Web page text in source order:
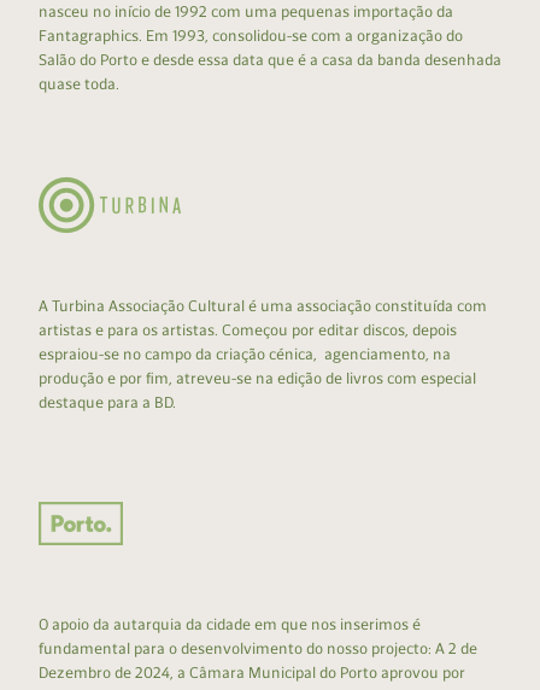
nasceu no início de 1992 com uma pequenas importação da
Fantagraphics. Em 1993, consolidou-se com a organização do
Salão do Porto e desde essa data que é a casa da banda desenhada
quase toda.
A Turbina Associação Cultural é uma associação constituída com
artistas e para os artistas. Começou por editar discos, depois
espraiou-se no campo da criação cénica, agenciamento, na
produção e por fim, atreveu-se na edição de livros com especial
destaque para a BD.
O apoio da autarquia da cidade em que nos inserimos é
fundamental para o desenvolvimento do nosso projecto: A 2 de
Dezembro de 2024, a Câmara Municipal do Porto aprovou por